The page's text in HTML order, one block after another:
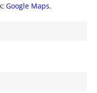
Google Maps.